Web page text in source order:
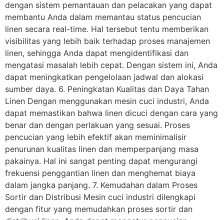
dengan sistem pemantauan dan pelacakan yang dapat
membantu Anda dalam memantau status pencucian
linen secara real-time. Hal tersebut tentu memberikan
visibilitas yang lebih baik terhadap proses manajemen
linen, sehingga Anda dapat mengidentifikasi dan
mengatasi masalah lebih cepat. Dengan sistem ini, Anda
dapat meningkatkan pengelolaan jadwal dan alokasi
sumber daya. 6. Peningkatan Kualitas dan Daya Tahan
Linen Dengan menggunakan mesin cuci industri, Anda
dapat memastikan bahwa linen dicuci dengan cara yang
benar dan dengan perlakuan yang sesuai. Proses
pencucian yang lebih efektif akan meminimalisir
penurunan kualitas linen dan memperpanjang masa
pakainya. Hal ini sangat penting dapat mengurangi
frekuensi penggantian linen dan menghemat biaya
dalam jangka panjang. 7. Kemudahan dalam Proses
Sortir dan Distribusi Mesin cuci industri dilengkapi
dengan fitur yang memudahkan proses sortir dan